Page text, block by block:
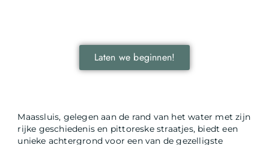
Maassluis, gelegen aan de rand van het water met zijn
rijke geschiedenis en pittoreske straatjes, biedt een
unieke achtergrond voor een van de gezelligste
Laten we beginnen!